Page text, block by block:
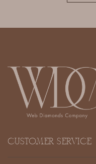
CUSTOMER SERVICE